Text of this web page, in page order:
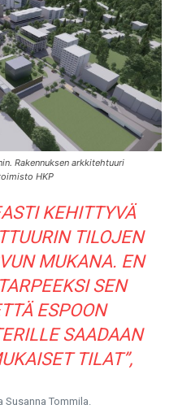
Rakennuksen arkkitehtuuri
HKP
KEHITTYVÄ
TILOJEN
MUKANA. EN
SEN
ESPOON
SAADAAN
TILAT”,
Tommila.